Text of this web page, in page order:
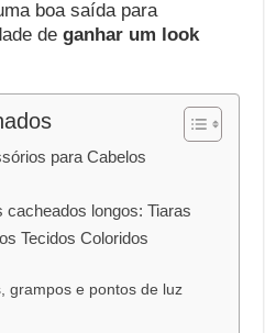
boa saída para
deganhar um look
para Cabelos
longos: Tiaras
Tecidos Coloridos
grampos e pontos de luz